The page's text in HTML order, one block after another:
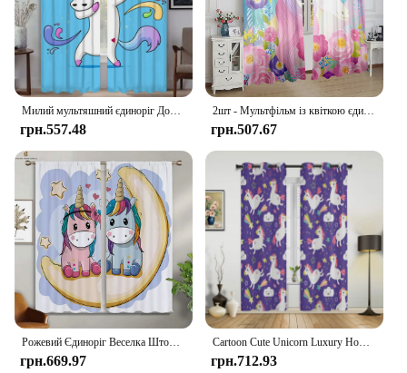
Милий мультяшний єдиноріг Домашні інтер'єрні штори для вітальні Штори Тюль для спальні Штори проти комарів Штори 2 шт.
грн.557.48
2шт - Мультфільм із квіткою єдинорога - завіса з принтом - поліестерний матеріал - для спальні, вітальні, кабінет, завіса проти привидів
грн.507.67
грн.669.97
Cartoon Cute Unicorn Luxury Home Thick Clackout Curtains Bedroom Purple Style Blackout Drape Living Room High Shading Curtain
грн.712.93